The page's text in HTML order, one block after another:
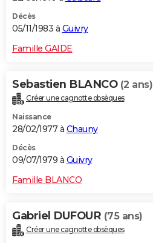
Décès
05/11/1983 à Guivry
Famille GAIDE
Sebastien BLANCO (2 ans)
Créer une cagnotte obsèques
Naissance
28/02/1977 à Chauny
Décès
09/07/1979 à Guivry
Famille BLANCO
Gabriel DUFOUR (75 ans)
Créer une cagnotte obsèques